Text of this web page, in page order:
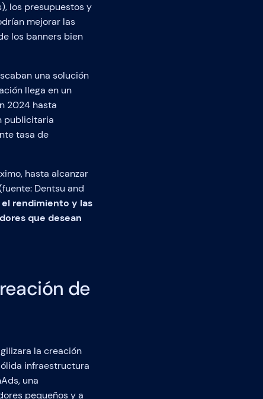
los presupuestos y
mejorar las
los banners bien
una solución
llega en un
2024 hasta
publicitaria
tasa de
hasta alcanzar
Dentsu and
rendimiento y las
que desean
de
la creación
infraestructura
una
pequeños y a